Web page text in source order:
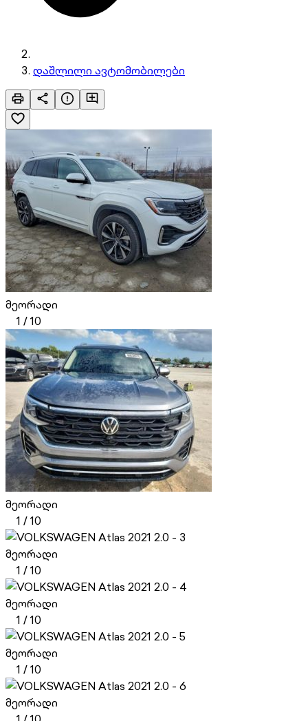
დაშლილი ავტომობილები
მეორადი
1 /10
მეორადი
1 /10
მეორადი
1 /10
მეორადი
1 /10
მეორადი
1 /10
მეორადი